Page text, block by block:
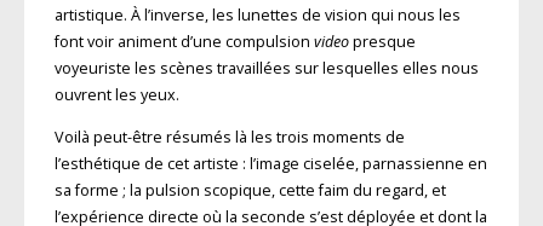
artistique. À l’inverse, les lunettes de vision qui nous les
font voir animent d’une compulsion videopresque
voyeuriste les scènes travaillées sur lesquelles elles nous
ouvrent les yeux.
Voilà peut-être résumés là les trois moments de
l’esthétique de cet artiste : l’image ciselée, parnassienne en
sa forme ; la pulsion scopique, cette faim du regard, et
l’expérience directe où la seconde s’est déployée et dont la